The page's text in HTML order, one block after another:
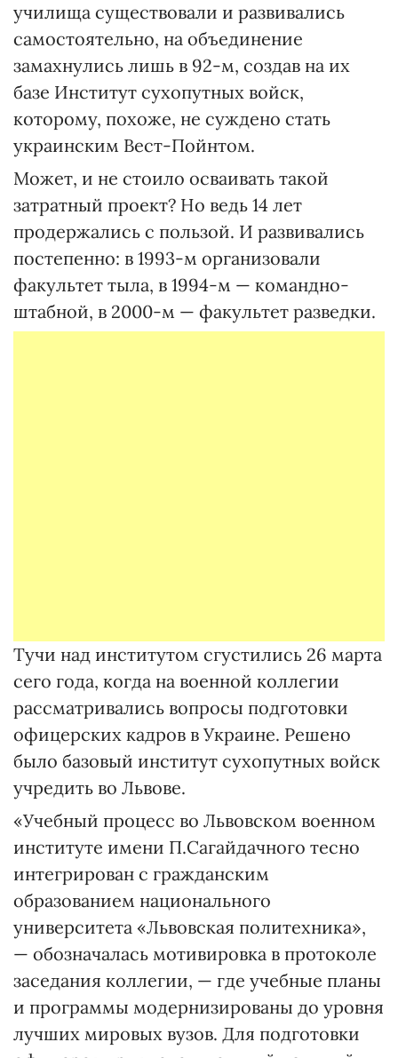
училища существовали и развивались
самостоятельно, на объединение
замахнулись лишь в 92-м, создав на их
базе Институт сухопутных войск,
которому, похоже, не суждено стать
украинским Вест-Пойнтом.
Может, и не стоило осваивать такой
затратный проект? Но ведь 14 лет
продержались с пользой. И развивались
постепенно: в 1993-м организовали
факультет тыла, в 1994-м — командно-
штабной, в 2000-м — факультет разведки.
Тучи над институтом сгустились 26 марта
сего года, когда на военной коллегии
рассматривались вопросы подготовки
офицерских кадров в Украине. Решено
было базовый институт сухопутных войск
учредить во Львове.
«Учебный процесс во Львовском военном
институте имени П.Сагайдачного тесно
интегрирован с гражданским
образованием национального
университета «Львовская политехника»,
— обозначалась мотивировка в протоколе
заседания коллегии, — где учебные планы
и программы модернизированы до уровня
лучших мировых вузов. Для подготовки